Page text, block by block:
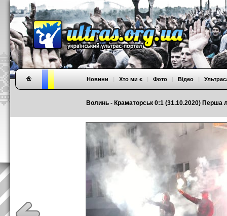
Волинь - Краматорськ 0:1 (31.10.2020) Перша
Новини | Хто ми є | Фото | Відео |